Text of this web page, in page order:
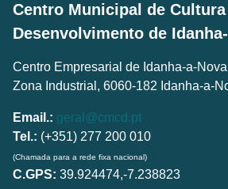
Centro Municipal de Cultura
Desenvolvimento de
Centro Empresarial de Idanha-a-
Zona Industrial, 6060-182 Idanha-a-
Email.: geral@cmcd.pt
Tel.: (+351) 277 200 010
(Chamada para a rede fixa nacional)
C.GPS: 39.924474,-7.238823